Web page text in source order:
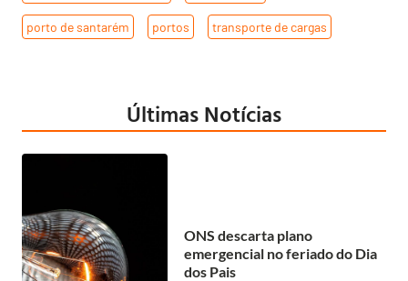
porto de santarém portos transporte de cargas
Últimas Notícias
ONS descarta plano
emergencial no feriado do Dia
dos Pais